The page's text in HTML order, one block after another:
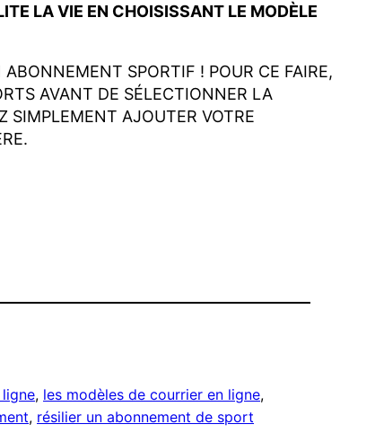
LA VIE EN CHOISISSANT LE MODÈLE
SPORTIF ! POUR CE FAIRE,
AVANT DE SÉLECTIONNER LA
SIMPLEMENT AJOUTER VOTRE
, les modèles de courrier en ligne
, résilier un abonnement de sport